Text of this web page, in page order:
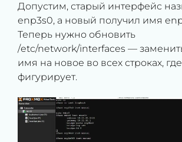
Допустим, старый интерфейс
enp3s0, а новый получил имя
Теперь нужно обновить
/etc/network/interfaces —
имя на новое во всех строках,
фигурирует.